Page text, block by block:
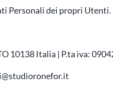
Personali dei propri Utenti.
10138 Italia | P.ta iva: